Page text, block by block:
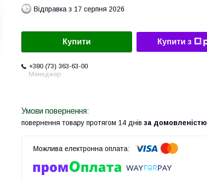
Відправка з 17 серпня 2026
Купити Купити з
+380 (73) 363-63-00
Менеджер
повернення товару протягом 14 днів за домовленістю